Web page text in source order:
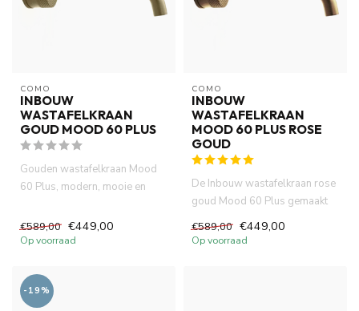
COMO
INBOUW
WASTAFELKRAAN
GOUD MOOD 60 PLUS
Gouden wastafelkraan Mood
60 Plus, modern, mooie en
kraan...
€589,00 €449,00
Op voorraad
COMO
INBOUW
WASTAFELKRAAN
MOOD 60 PLUS ROSE
GOUD
De Inbouw wastafelkraan rose
goud Mood 60 Plus gemaakt
€589,00 €449,00
Op voorraad
-19%